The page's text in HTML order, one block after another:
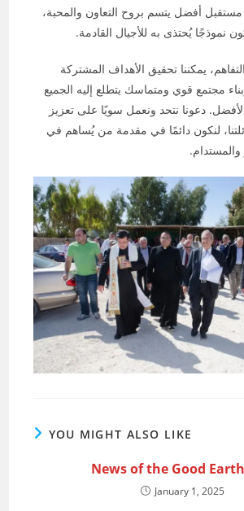
أفضل يتسم بروح التعاون والمحبة،
نموذجًا يُحتذى به للأجيال القادمة.
يمكننا تحقيق الأهداف المشتركة
مجتمع قوي ومتماسك يتطلع إليه الجميع
دعونا نتحد ونعمل سويًا على تعزيز
لنكون دائمًا في مقدمة من يُساهم في
والمستدام.
YOU MIGHT ALSO LIKE
News of the Good
January 1, 2025